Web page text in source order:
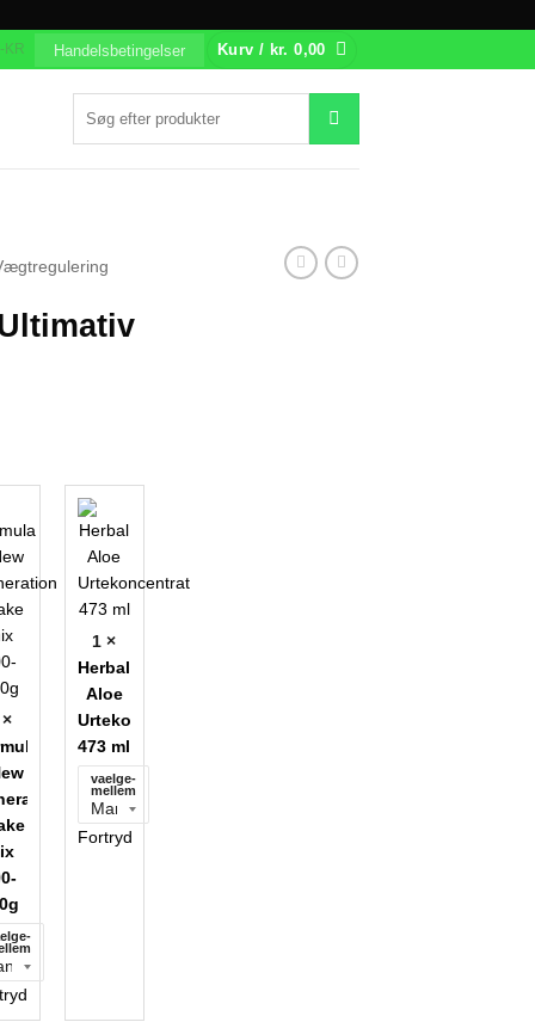
KR Handelsbetingelser Kurv / kr. 0,00
efter:
1 ×
Herbal
Aloe
Urtekoncentrat
473 ml
vaelge-
mellem
Fortryd